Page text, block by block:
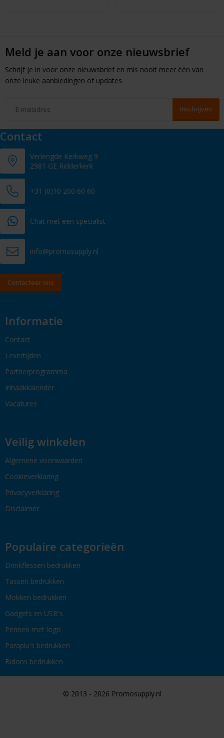
Meld je aan voor onze nieuwsbrief
Schrijf je in voor onze nieuwsbrief en mis nooit meer één van
onze leuke aanbiedingen of updates.
Contact
Verlengde Kerkweg 9
2981 GE Ridderkerk
+31 (0)10 200 60 60
Chat met een specialist
info@promosupply.nl
Contacteer ons
Informatie
Contact
Levertijden
Partnerprogramma
Inhaakkalender
Vacatures
Veilig winkelen
Algemene voorwaarden
Cookieverklaring
Privacyverklaring
Disclaimer
Populaire categorieën
Drinkflessen bedrukken
Tassen bedrukken
Mokken bedrukken
Gadgets en USB's
Pennen met logo
Paraplu's bedrukken
Bidons bedrukken
© 2013 - 2026 Promosupply.nl